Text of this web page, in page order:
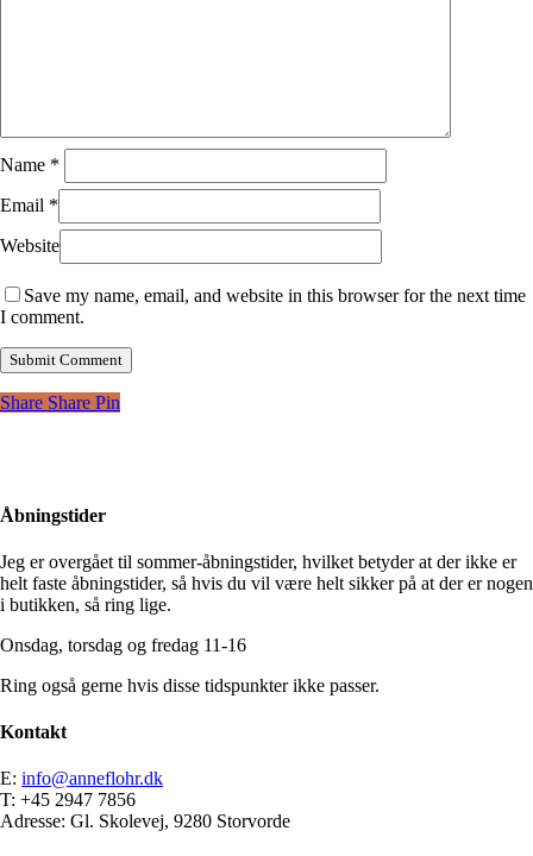
Name *
Email *
Website
Save my name, email, and website in this browser for the next time
I comment.
Share Share Pin
Åbningstider
Jeg er overgået til sommer-åbningstider, hvilket betyder at der ikke er
helt faste åbningstider, så hvis du vil være helt sikker på at der er nogen
i butikken, så ring lige.
Onsdag, torsdag og fredag 11-16
Ring også gerne hvis disse tidspunkter ikke passer.
Kontakt
E: info@anneflohr.dk
T: +45 2947 7856
Adresse: Gl. Skolevej, 9280 Storvorde